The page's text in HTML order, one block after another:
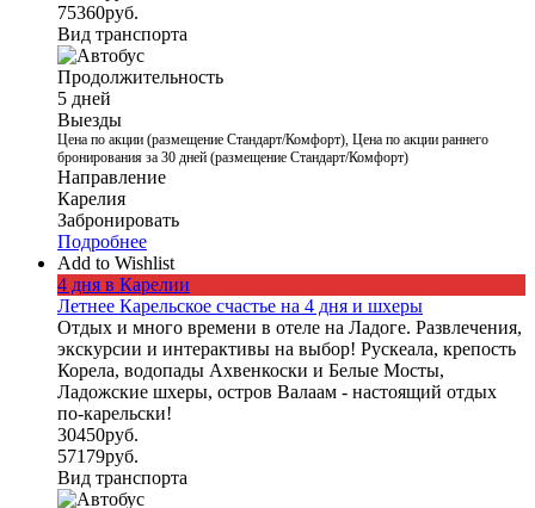
75360руб.
Вид транспорта
Продолжительность
5 дней
Выезды
Цена по акции (размещение Стандарт/Комфорт), Цена по акции раннего
бронирования за 30 дней (размещение Стандарт/Комфорт)
Направление
Карелия
Забронировать
Подробнее
Add to Wishlist
4 дня в Карелии
Летнее Карельское счастье на 4 дня и шхеры
Отдых и много времени в отеле на Ладоге. Развлечения,
экскурсии и интерактивы на выбор! Рускеала, крепость
Корела, водопады Ахвенкоски и Белые Мосты,
Ладожские шхеры, остров Валаам - настоящий отдых
по-карельски!
30450руб.
57179руб.
Вид транспорта